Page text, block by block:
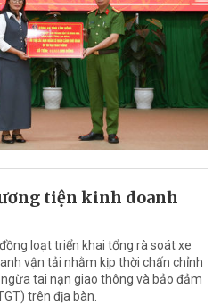
tiện kinh doanh
loạt triển khai tổng rà soát xe
vận tải nhằm kịp thời chấn chỉnh
tai nạn giao thông và bảo đảm
trên địa bàn.